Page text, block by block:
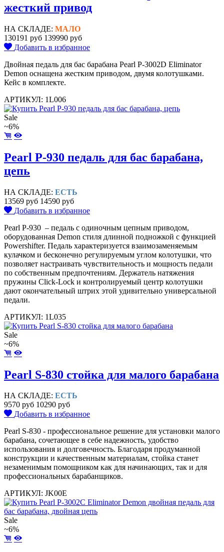
жесткий привод
НА СКЛАДЕ: МАЛО
130191 руб 139990 руб
Добавить в избранное
Двойная педаль для бас барабана Pearl P-3002D Eliminator
Demon оснащена жестким приводом, двумя колотушками.
Кейс в комплекте.
АРТИКУЛ: 1L006
Sale
~6%
Pearl P-930 педаль для бас барабана,
цепь
НА СКЛАДЕ: ЕСТЬ
13569 руб 14590 руб
Добавить в избранное
Pearl P-930 – педаль с одиночным цепным приводом,
оборудованная Demon стиля длинной подножкой с функцией
Powershifter. Педаль характеризуется взаимозаменяемым
кулачком и бесконечно регулируемым углом колотушки, что
позволяет настраивать чувствительность и мощность педали
по собственным предпочтениям. Держатель натяжения
пружины Click-Lock и контролируемый центр колотушки
дают окончательный штрих этой удивительно универсальной
педали.
АРТИКУЛ: 1L035
Sale
~6%
Pearl S-830 стойка для малого барабана
НА СКЛАДЕ: ЕСТЬ
9570 руб 10290 руб
Добавить в избранное
Pearl S-830 - профессиональное решение для установки малого
барабана, сочетающее в себе надежность, удобство
использования и долговечность. Благодаря продуманной
конструкции и качественным материалам, стойка станет
незаменимым помощником как для начинающих, так и для
профессиональных барабанщиков.
АРТИКУЛ: JK00E
Sale
~6%